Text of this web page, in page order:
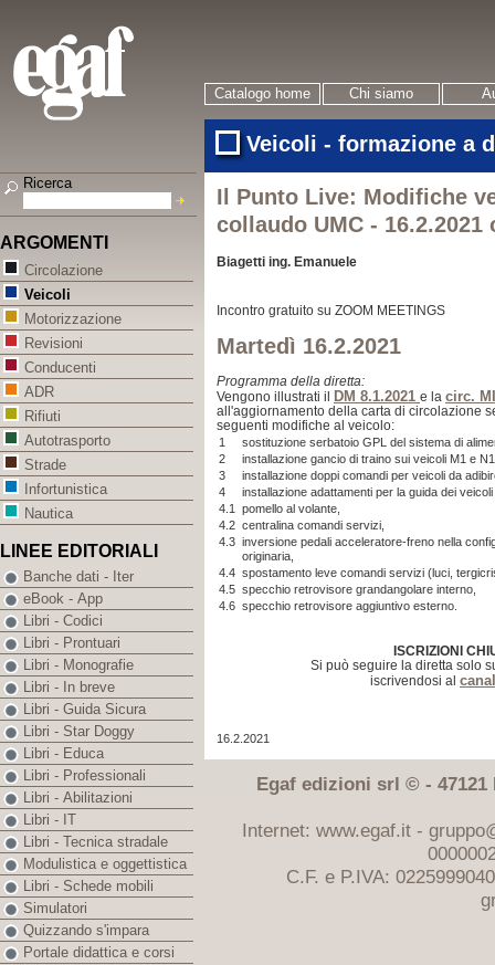
Catalogo home Chi siamo
Veicoli - formazione a
Il Punto Live: Modifiche
collaudo UMC - 16.2.2021
Biagetti ing. Emanuele
Incontro gratuito su ZOOM MEETINGS
Martedì 16.2.2021
Programma della diretta:
Vengono illustrati il
DM 8.1.2021 e la circ.
all'aggiornamento della carta di circolazione
seguenti modifiche al veicolo:
1
sostituzione serbatoio GPL del sistema di
2
installazione gancio di traino sui veicoli M1 e
3
installazione doppi comandi per veicoli da
4
installazione adattamenti per la guida dei
4.1
pomello al volante,
4.2 centralina comandi servizi,
4.3 inversione pedali acceleratore-freno nella
originaria,
4.4 spostamento leve comandi servizi (luci,
4.5 specchio retrovisore grandangolare interno,
4.6 specchio retrovisore aggiuntivo esterno.
ISCRIZIONI
Si può seguire la diretta solo
iscrivendosi al
16.2.2021
Egaf edizioni srl © - 47121
Internet: www.egaf.it -
C.F. e P.IVA:
Ricerca
ARGOMENTI
Circolazione
Veicoli
Motorizzazione
Revisioni
Conducenti
ADR
Rifiuti
Autotrasporto
Strade
Infortunistica
Nautica
LINEE EDITORIALI
Banche dati - Iter
eBook - App
Libri - Codici
Libri - Prontuari
Libri - Monografie
Libri - In breve
Libri - Guida Sicura
Libri - Star Doggy
Libri - Educa
Libri - Professionali
Libri - Abilitazioni
Libri - IT
Libri - Tecnica stradale
Modulistica e oggettistica
Libri - Schede mobili
Simulatori
Quizzando s'impara
Portale didattica e corsi